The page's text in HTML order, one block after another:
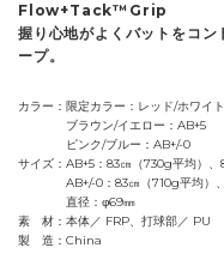
Flow+Tack™Grip
握り心地がよくバットをコ
ープ。
カラー
限定カラー：レッド/ホワイ
ブラウン/イエロー：AB+5
ピンク/ブルー：AB+/-0
サイズ
AB+5：83㎝（730g平均）
AB+/-0：83㎝（710g平均）
直径：φ69㎜
素 材
本体／ FRP、打球部／ PU
製 造
China